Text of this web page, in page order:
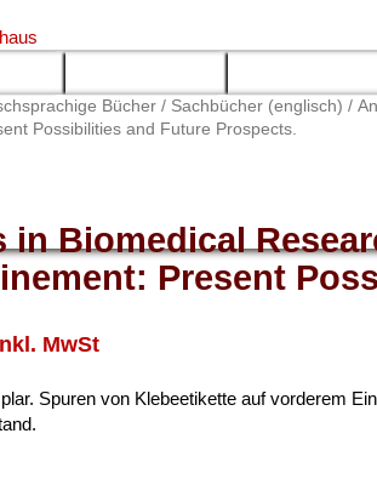
Bücher / Sachbücher (englisch) /
Possibilities and Future Prospects.
in Biomedical
Present
MwSt
Spuren von Klebeetikette auf vorderem